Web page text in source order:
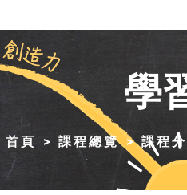
學
首頁 課程總覽 課程